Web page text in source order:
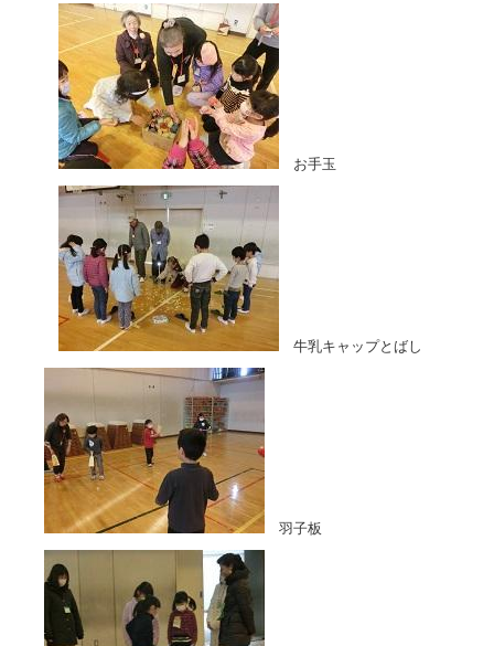
お手玉
牛乳キャップとばし
羽子板